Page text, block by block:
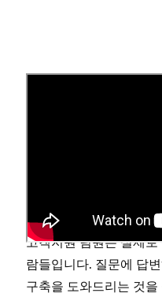
고객지원 팀원은 실제
람들입니다. 질문에 답
구축을 도와드리는 것을